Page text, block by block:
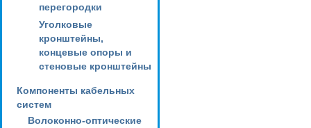
перегородки
Уголковые
кронштейны,
концевые опоры и
стеновые кронштейны
Компоненты кабельных
систем
Волоконно-оптические